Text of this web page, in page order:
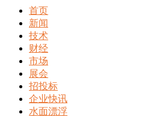
首页
新闻
技术
财经
市场
展会
招投标
企业快讯
水面漂浮